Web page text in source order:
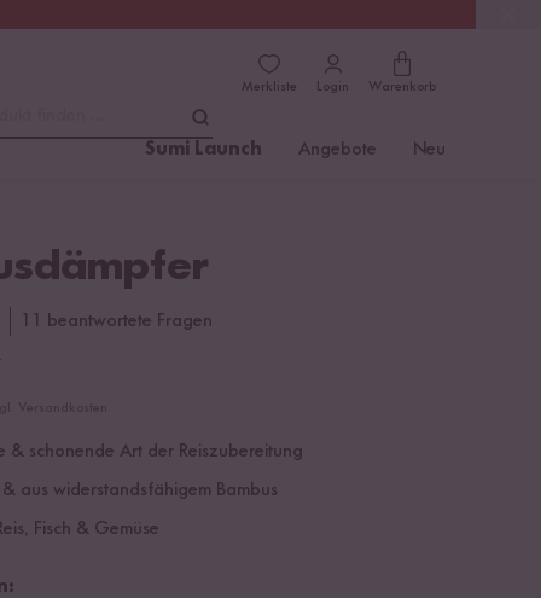
Merkliste Login Warenkorb
Sumi Launch Angebote Neu
11 beantwortete Fragen
& schonende Art der Reiszubereitung
aus widerstandsfähigem Bambus
Fisch & Gemüse